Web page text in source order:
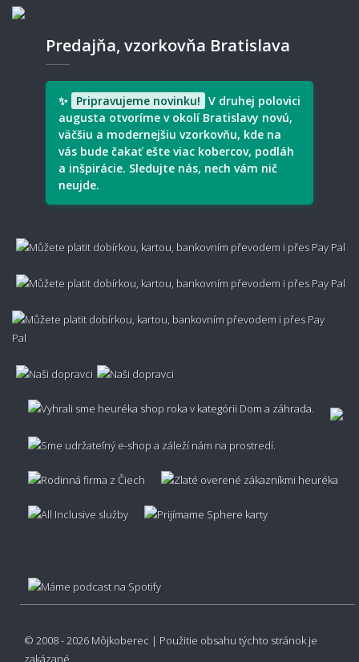
Aký typ koberec je vhodný pre deti?
Je prírodný materiál lepší ako syntetický?
Aký je rozdiel medzi vlnou, polypropylénom a
Nezachytáva sa v koberci prach?
👣🔥 Protišmykovosť a podlahové kúrenie
Je koberec vhodný na podlahové kúrenie?
Predajňa, vzorkovňa Bratislava
✨ Pripravujeme novinku! V druhej polovici
augusta otvoríme v okolí Bratislavy novú,
väčšiu a modernejšiu vzorkovňu, kde na
vás bude čakať ešte viac kobercov, podláh
a inšpirácie. Sledujte nás, nech vám nič
neujde.
© 2008 - 2026 Môjkoberec | Použitie obsahu týchto stránok je
zakázané,